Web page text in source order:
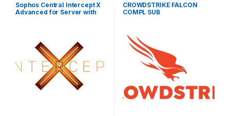
Sophos Central Intercept X
Advanced for Server with
CROWDSTRIKE FALCON
COMPL SUB